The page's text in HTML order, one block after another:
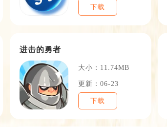
下载
进击的勇者
大小：11.74MB
更新：06-23
下载